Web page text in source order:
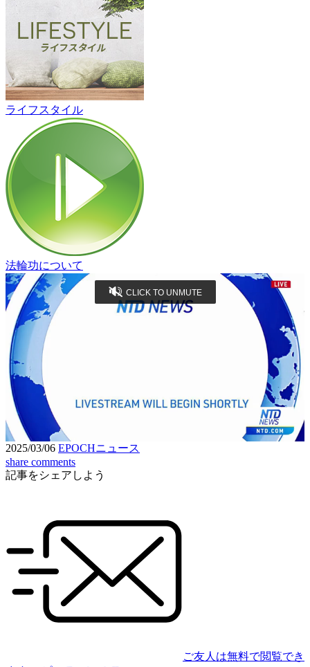
ライフスタイル
法輪功について
Loaded
3.80%
Settings
seconds
CLICK TO UNMUTE
2025/03/06 EPOCHニュース
share comments
記事をシェアしよう
ご友人は無料で閲覧でき